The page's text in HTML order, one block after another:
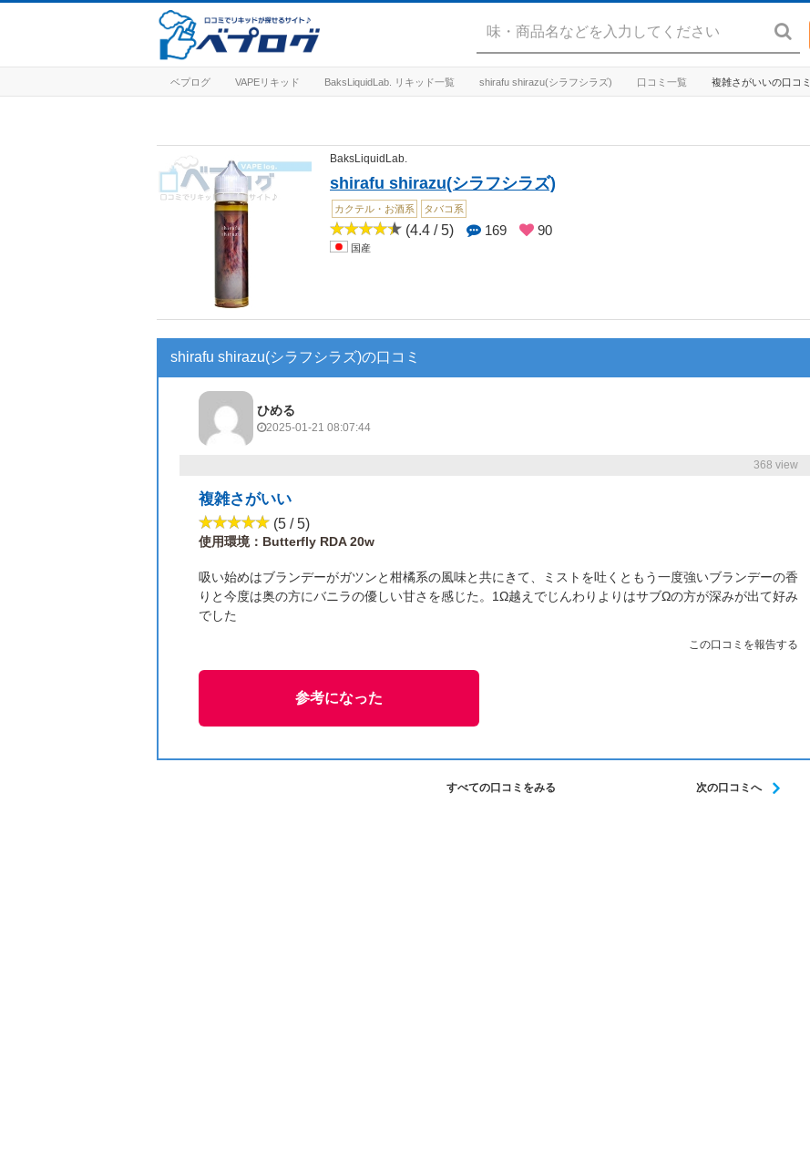
ベプログ VAPEリキッド BaksLiquidLab. リキッド一覧 shirafu shirazu(シラフシラズ) 口コミ一覧 複雑さがいいの口コミ
BaksLiquidLab.
shirafu shirazu(シラフシラズ)
カクテル・お酒系 タバコ系
(4.4 / 5) 169 90
国産
shirafu shirazu(シラフシラズ)の口コミ
ひめる
2025-01-21 08:07:44
368 view
複雑さがいい
(5 / 5)
使用環境：Butterfly RDA 20w
吸い始めはブランデーがガツンと柑橘系の風味と共にきて、ミストを吐くともう一度強いブランデーの香
りと今度は奥の方にバニラの優しい甘さを感じた。1Ω越えでじんわりよりはサブΩの方が深みが出て好み
でした
この口コミを報告する
参考になった
すべての口コミをみる 次の口コミへ